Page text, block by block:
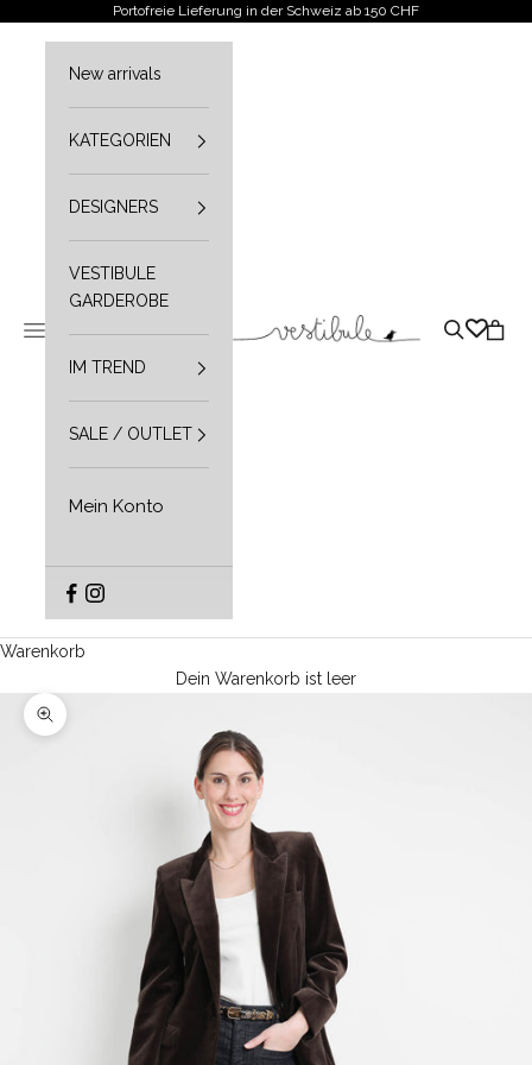
Zum Inhalt springenPortofreie Lieferung in der Schweiz ab 150 CHF
Vestibule
Navigationsmenü öffnen Suche
New arrivals
KATEGORIEN
DESIGNERS
VESTIBULE
GARDEROBE
IM TREND
SALE / OUTLET
Mein Konto
Warenkorb
Dein Warenkorb ist leer
Bild vergrößern